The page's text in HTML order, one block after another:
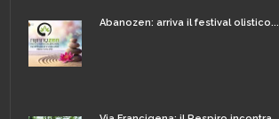
Abanozen: arriva il festival olistico...